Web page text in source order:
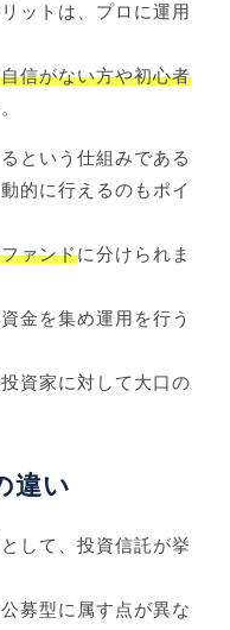
ットは、プロに運用
信がない方や初心者
という仕組みである
的に行えるのもポイ
ァンドに分けられま
金を集め運用を行う
資家に対して大口の
違い
して、投資信託が挙
募型に属す点が異な